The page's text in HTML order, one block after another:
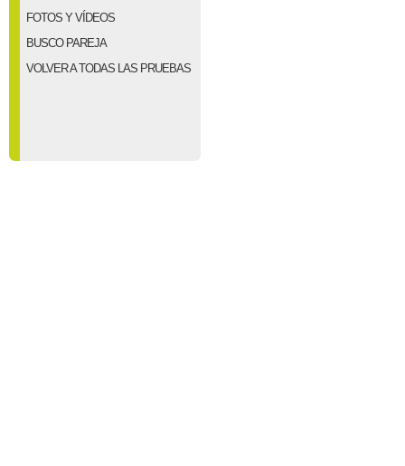
FOTOS Y VÍDEOS
BUSCO PAREJA
VOLVER A TODAS LAS PRUEBAS